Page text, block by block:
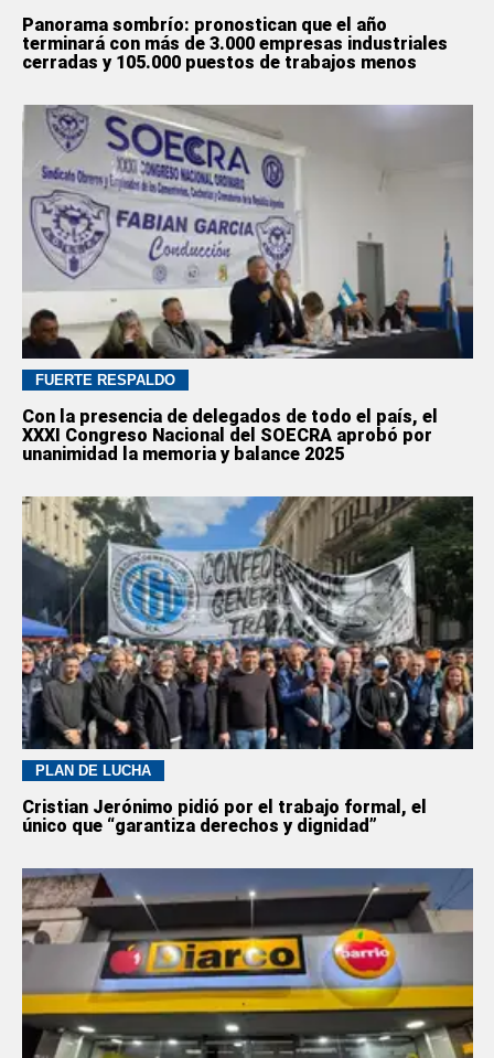
Panorama sombrío: pronostican que el año
terminará con más de 3.000 empresas industriales
cerradas y 105.000 puestos de trabajos menos
FUERTE RESPALDO
Con la presencia de delegados de todo el país, el
XXXI Congreso Nacional del SOECRA aprobó por
unanimidad la memoria y balance 2025
PLAN DE LUCHA
Cristian Jerónimo pidió por el trabajo formal, el
único que “garantiza derechos y dignidad”